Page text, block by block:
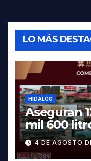
LO MÁS
HIDALGO
Aseguran
mil 600
y dos
Tula
4 DE AGOSTO